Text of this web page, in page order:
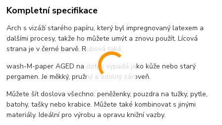
Kompletní specifikace
Arch s vizáží starého papíru, který byl impregnovaný latexem a
dalšími procesy, takže ho můžete umýt a znovu použít. Lícová
strana je v černé barvě. Rubová také.
wash-M-paper AGED na dotek vypadá jako kůže nebo starý
pergamen. Je měkký, pružný a odolný zároveň.
Můžete šít doslova všechno: peněženky, pouzdra na tužky, pytle,
batohy, tašky nebo krabice. Můžete také kombinovat s jinými
materiály. Ideální pro výrobu a opravu knižní vazby.